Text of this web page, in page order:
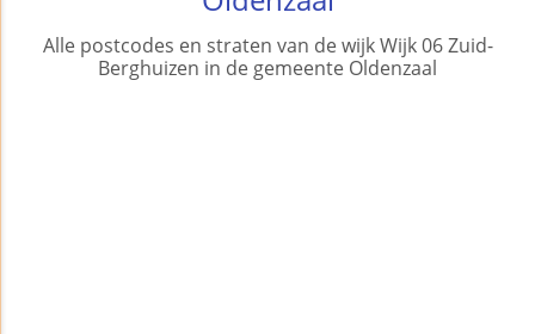
Alle postcodes en straten van de wijk Wijk 06 Zuid-
Berghuizen in de gemeente Oldenzaal